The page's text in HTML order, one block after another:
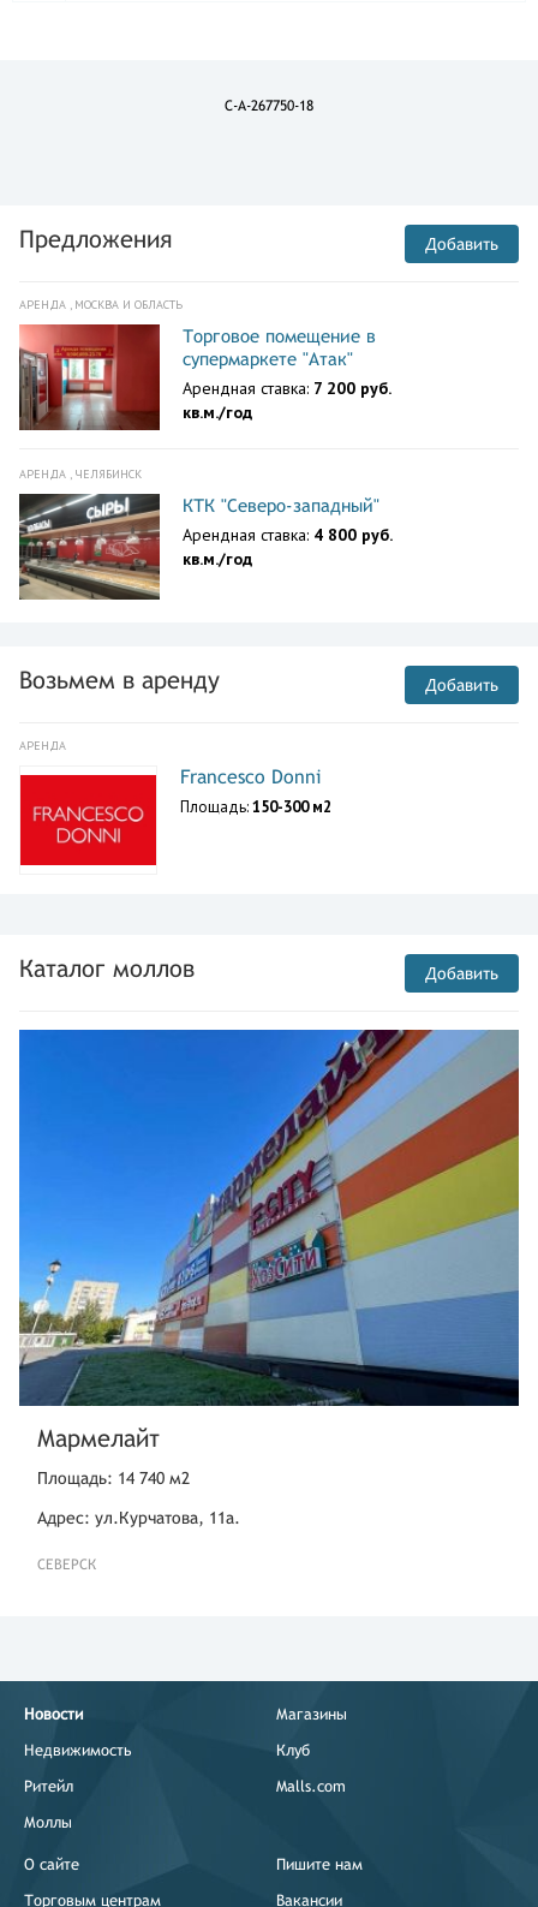
C-A-267750-18
Предложения Добавить
АРЕНДА , МОСКВА И ОБЛАСТЬ
Торговое помещение в
супермаркете "Атак"
Арендная ставка: 7 200 руб.
кв.м./год
АРЕНДА , ЧЕЛЯБИНСК
КТК "Северо-западный"
Арендная ставка: 4 800 руб.
кв.м./год
Возьмем в аренду Добавить
АРЕНДА
Francesco Donni
Площадь:150-300 м2
Каталог моллов Добавить
Мармелайт
Площадь: 14 740 м2
Адрес: ул.Курчатова, 11а.
СЕВЕРСК
Новости
Недвижимость
Ритейл
Моллы
Магазины
Клуб
Malls.com
О сайте
Торговым центрам
Пишите нам
Вакансии